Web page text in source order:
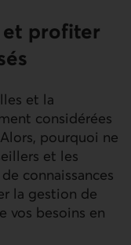
et profiter
et la
considérées
pourquoi ne
et les
connaissances
la gestion de
vos besoins en